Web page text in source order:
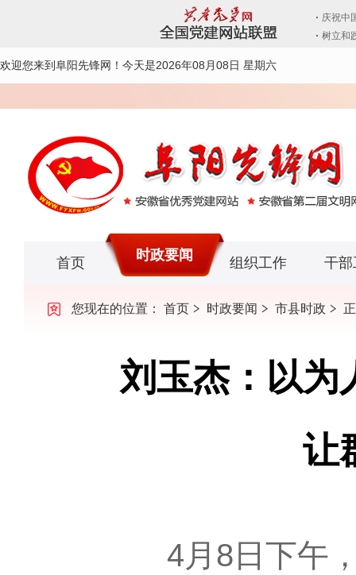
欢迎您来到阜阳先锋网！ 今天是2026年08月08日 星期六
首页 时政要闻 组织工作 干部
您现在的位置： 首页 时政要闻 市县时政
刘玉杰：以为
让
4月8日下午，